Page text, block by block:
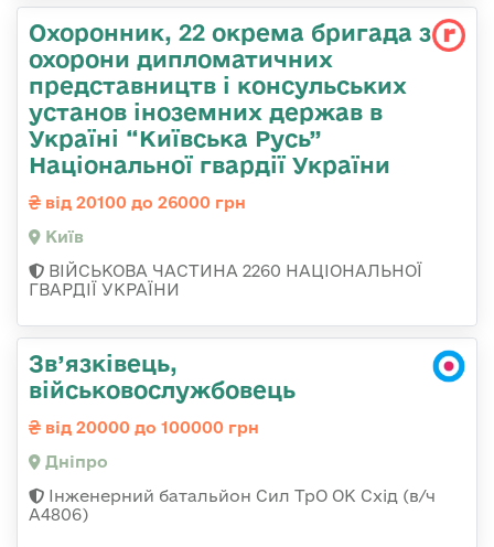
Охоронник, 22 окрема бригада з
охорони дипломатичних
представництв і консульських
установ іноземних держав в
Україні “Київська Русь”
Національної гвардії України
від 20100 до 26000 грн
Київ
ВІЙСЬКОВА ЧАСТИНА 2260 НАЦІОНАЛЬНОЇ
ГВАРДІЇ УКРАЇНИ
Зв’язківець,
військовослужбовець
від 20000 до 100000 грн
Дніпро
Інженерний батальйон Сил ТрО ОК Схід (в/ч
А4806)